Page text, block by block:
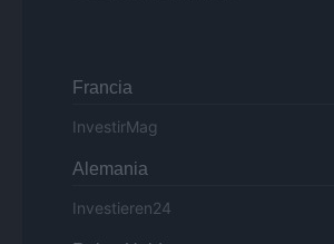
Francia
InvestirMag
Alemania
Investieren24